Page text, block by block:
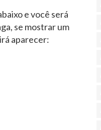
e você será
se mostrar um
aparecer: